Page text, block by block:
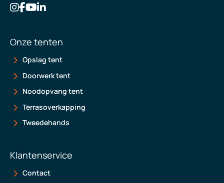
Onze tenten
Opslag tent
Doorwerk tent
Noodopvang tent
Terrasoverkapping
Tweedehands
Klantenservice
Contact